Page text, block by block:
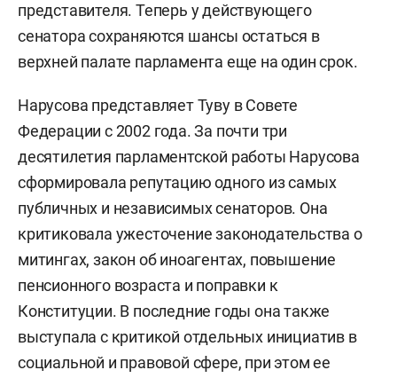
представителя. Теперь у действующего
сенатора сохраняются шансы остаться в
верхней палате парламента еще на один срок.
Нарусова представляет Туву в Совете
Федерации с 2002 года. За почти три
десятилетия парламентской работы Нарусова
сформировала репутацию одного из самых
публичных и независимых сенаторов. Она
критиковала ужесточение законодательства о
митингах, закон об иноагентах, повышение
пенсионного возраста и поправки к
Конституции. В последние годы она также
выступала с критикой отдельных инициатив в
социальной и правовой сфере, при этом ее